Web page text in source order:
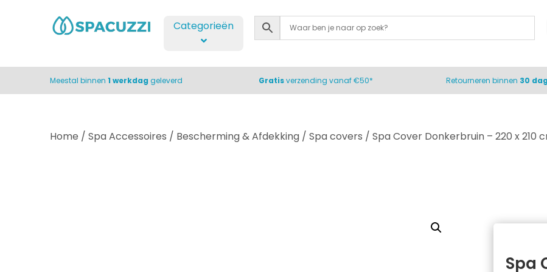
Categorieën
Meestal binnen 1 werkdag geleverd Gratisverzending vanaf €50* Retourneren binnen 30
Home / Spa Accessoires / Bescherming & Afdekking / Spa covers / Spa Cover Donkerbruin – 220 x 210
Spa